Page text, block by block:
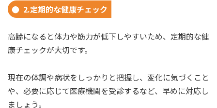
2.定期的な健康チェック
高齢になると体力や筋力が低下しやすいため、定期的な健
康チェックが大切です。
現在の体調や病状をしっかりと把握し、変化に気づくこと
や、必要に応じて医療機関を受診するなど、早めに対応し
ましょう。